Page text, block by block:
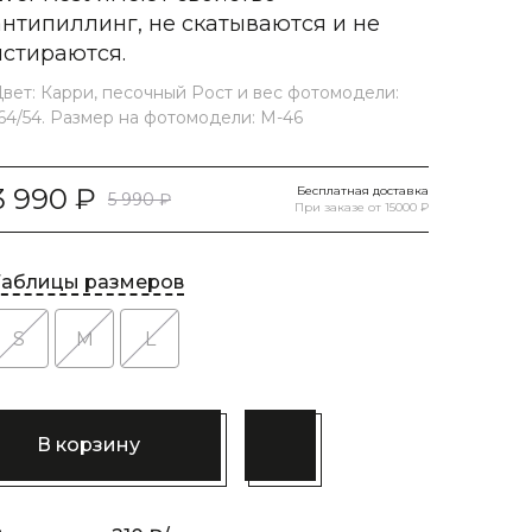
не скатываются и не
Карри, песочный Рост и вес фотомодели:
54. Размер на фотомодели: M-46
990 5 990
Бесплатная доставка
При заказе от 15000 ₽
размеров
S M L
В корзину